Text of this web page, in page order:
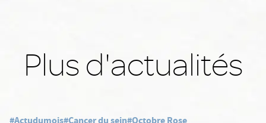
Plus d'actualités
#Actudumois#Cancer du sein#Octobre Rose